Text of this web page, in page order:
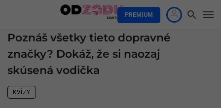
PREMIUM
Poznáš všetky tieto dopravné
značky? Dokáž, že si naozaj
skúsená vodička
KVÍZY